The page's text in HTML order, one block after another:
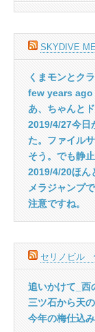
SKYDIVE
くまモンとク
few years ago
あ、ちゃんと
2019/4/27今日
た。ファイル
そう。でも静
2019/4/20ほん
メラジャンプ
注意ですね。
セリノビル
追いかけて_西
三ツ石から天
今年の梅仕込